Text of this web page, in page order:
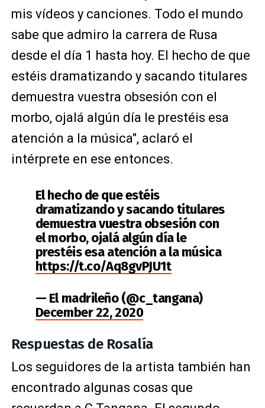
mis vídeos y canciones. Todo el mundo
sabe que admiro la carrera de Rusa
desde el día 1 hasta hoy. El hecho de que
estéis dramatizando y sacando titulares
demuestra vuestra obsesión con el
morbo, ojalá algún día le prestéis esa
atención a la música", aclaró el
intérprete en ese entonces.
El hecho de que estéis
dramatizando y sacando titulares
demuestra vuestra obsesión con
el morbo, ojalá algún día le
prestéis esa atención a la música
https://t.co/Aq8gvPJU1t
— El madrileño (@c_tangana)
December 22, 2020
Respuestas de Rosalía
Los seguidores de la artista también han
encontrado algunas cosas que